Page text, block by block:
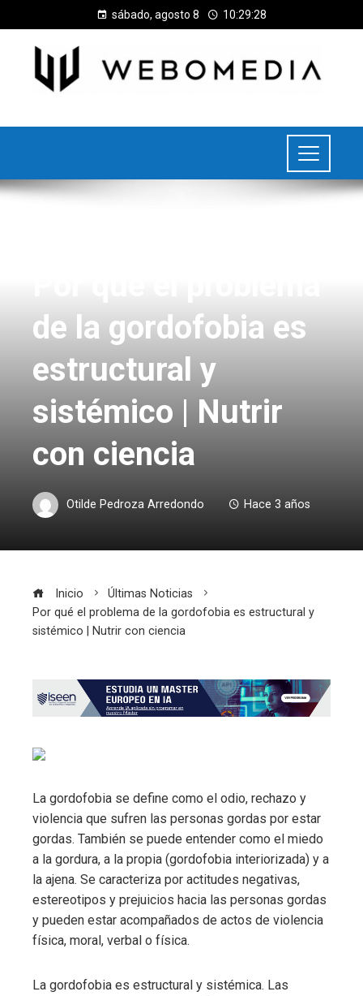
sábado, agosto 8 10:29:28
de la gordofobia es
estructural y
sistémico | Nutrir
con ciencia
Otilde Pedroza Arredondo Hace 3 años
Inicio
Últimas Noticias
Por qué el problema de la gordofobia es estructural y
sistémico | Nutrir con ciencia
La gordofobia se define como el odio, rechazo y
violencia que sufren las personas gordas por estar
gordas. También se puede entender como el miedo
a la gordura, a la propia (gordofobia interiorizada) y a
la ajena. Se caracteriza por actitudes negativas,
estereotipos y prejuicios hacia las personas gordas
y pueden estar acompañados de actos de violencia
física, moral, verbal o física.
La gordofobia es estructural y sistémica. Las